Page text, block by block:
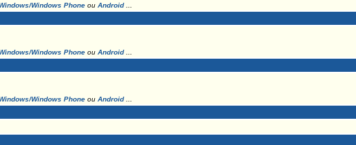
Windows Phoneou Android...
Windows Phoneou Android...
Windows Phoneou Android...